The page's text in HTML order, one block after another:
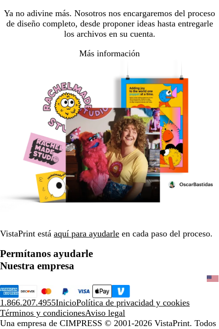
Ya no adivine más. Nosotros nos encargaremos del proceso
de diseño completo, desde proponer ideas hasta entregarle
los archivos en su cuenta.
Más información
VistaPrint está aquí para ayudarle en cada paso del proceso.
Permítanos ayudarle
Nuestra empresa
1.866.207.4955InicioPolítica de privacidad y cookies
Términos y condicionesAviso legal
Una empresa de CIMPRESS © 2001-2026 VistaPrint. Todos